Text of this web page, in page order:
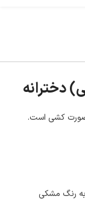
دخترانه
صورت کشی است.
رنگ مشکی